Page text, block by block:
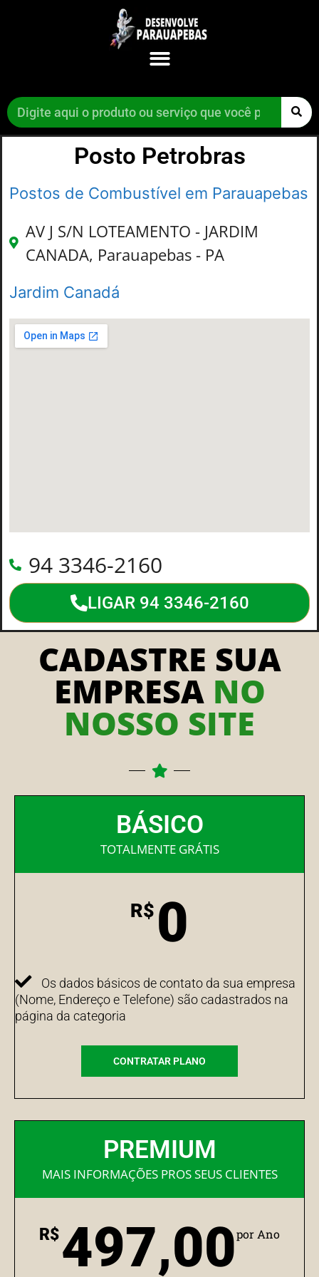
Posto Petrobras
Postos de Combustível em Parauapebas
AV J S/N LOTEAMENTO - JARDIM
CANADA, Parauapebas - PA
Jardim Canadá
94 3346-2160
LIGAR 94 3346-2160
CADASTRE SUA
EMPRESA NO
NOSSO SITE
BÁSICO
TOTALMENTE GRÁTIS
R$ 0
Os dados básicos de contato da sua empresa
(Nome, Endereço e Telefone) são cadastrados na
página da categoria
CONTRATAR PLANO
PREMIUM
MAIS INFORMAÇÕES PROS SEUS CLIENTES
R$497,00por Ano